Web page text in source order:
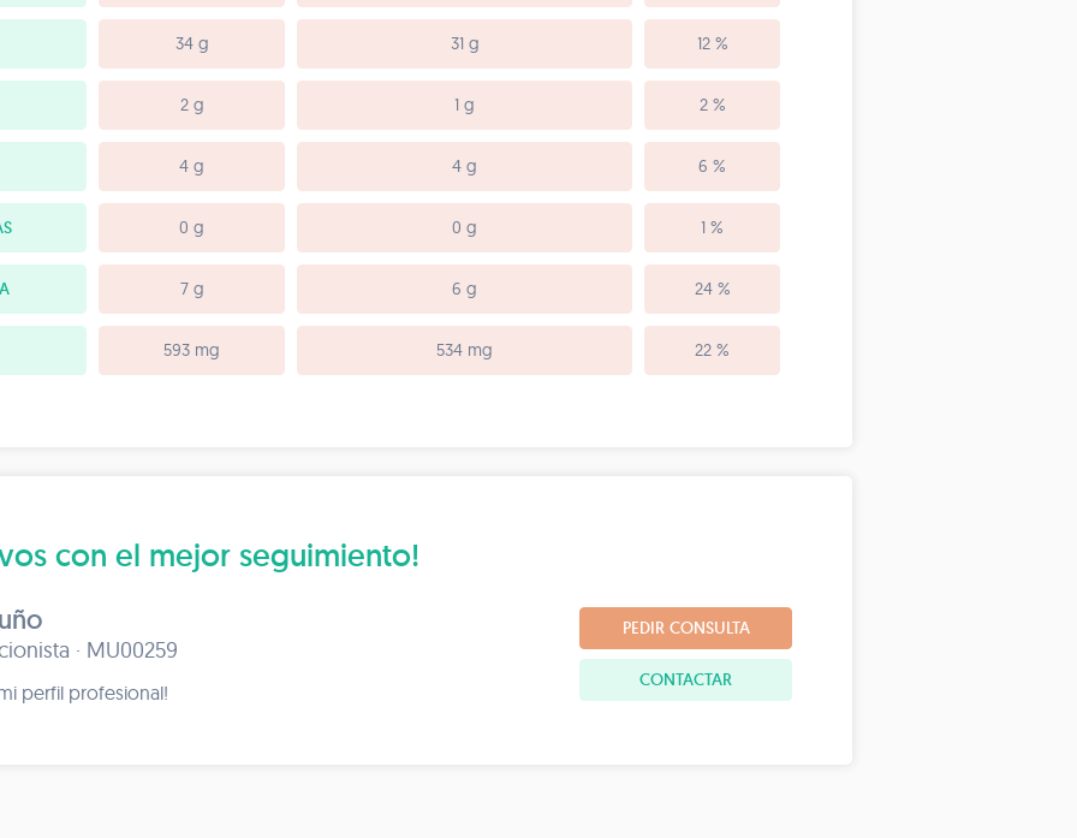
34 g 31 g 12 %
2 g 1 g 2 %
4 g 4 g 6 %
0 g 0 g 1 %
7 g 6 g 24 %
593 mg 534 mg 22 %
con el mejor seguimiento!
· MU00259
perfil profesional!
PEDIR CONSULTA
CONTACTAR